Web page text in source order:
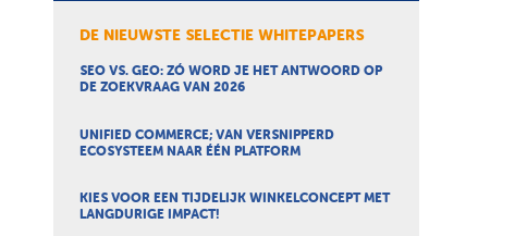
DE NIEUWSTE SELECTIE WHITEPAPERS
SEO VS. GEO: ZÓ WORD JE HET ANTWOORD OP
DE ZOEKVRAAG VAN 2026
UNIFIED COMMERCE; VAN VERSNIPPERD
ECOSYSTEEM NAAR ÉÉN PLATFORM
KIES VOOR EEN TIJDELIJK WINKELCONCEPT MET
LANGDURIGE IMPACT!